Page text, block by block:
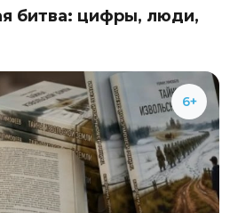
битва: цифры, люди,
6+